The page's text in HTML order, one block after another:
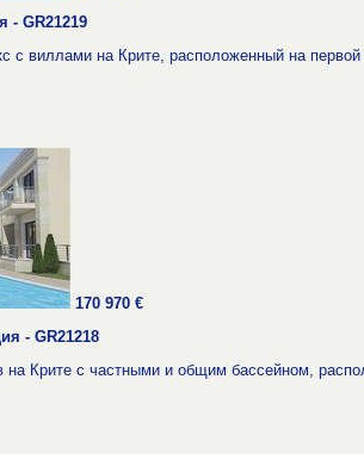
- GR21219
с виллами на Крите, расположенный на
170 970 €
- GR21218
Крите с частными и общим бассейном,